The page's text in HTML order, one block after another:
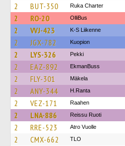
2 BUT-350 Ruka Charter
2 RO-20 OlliBus
2 VVJ-423 K-S Liikenne
2 JGX-782 Kuopion
2 LYS-326 Pekki
2 EAZ-892 EkmanBuss
2 FLY-301 Mäkela
2 ANY-344 H.Ranta
2 VEZ-171 Raahen
2 LNA-886 Reissu Ruoti
2 RRE-523 Atro Vuolle
2 CMX-662 TLO